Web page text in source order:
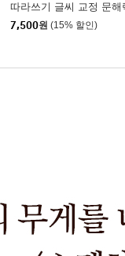
따라쓰기 글씨 교정 문해
7,500원 (15% 할인)